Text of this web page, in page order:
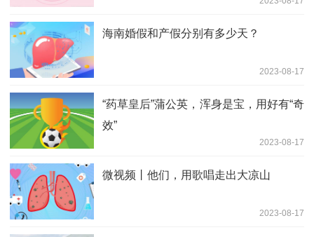
海南婚假和产假分别有多少天？
2023-08-17
“药草皇后”蒲公英，浑身是宝，用好有“奇
效”
2023-08-17
微视频丨他们，用歌唱走出大凉山
2023-08-17